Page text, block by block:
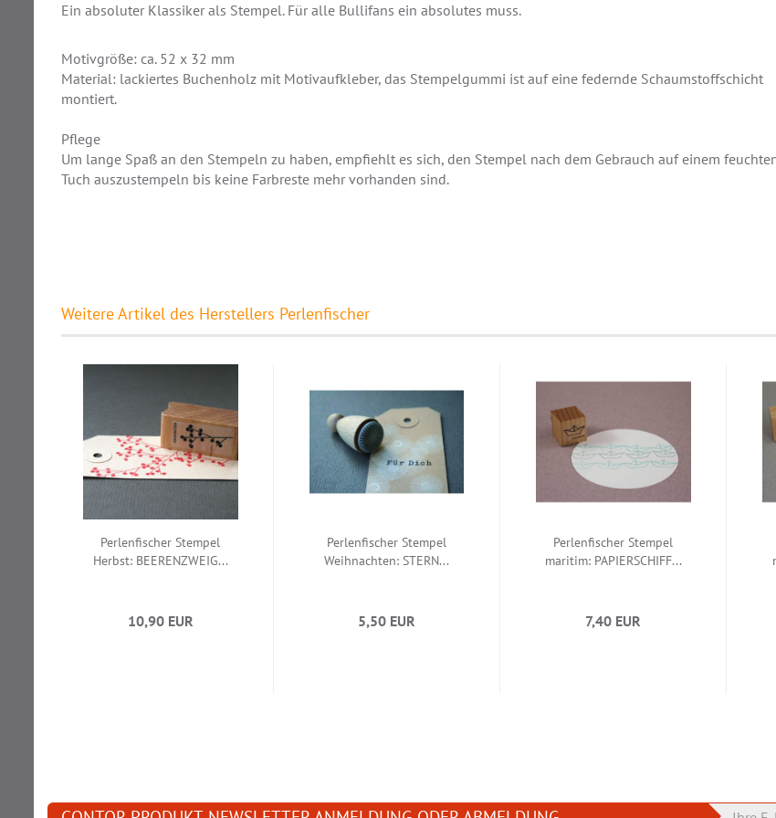
Ein absoluter Klassiker als Stempel. Für alle Bullifans ein absolutes muss.
Motivgröße: ca. 52 x 32 mm
Material: lackiertes Buchenholz mit Motivaufkleber, das Stempelgummi ist auf eine federnde Schaumstoffschicht
montiert.
Pflege
Um lange Spaß an den Stempeln zu haben, empfiehlt es sich, den Stempel nach dem Gebrauch auf einem
Tuch auszustempeln bis keine Farbreste mehr vorhanden sind.
Weitere Artikel des Herstellers Perlenfischer
Perlenfischer Stempel
Herbst: BEERENZWEIG...
10,90 EUR
Perlenfischer Stempel
Weihnachten: STERN...
5,50 EUR
Perlenfischer Stempel
maritim: PAPIERSCHIFF...
7,40 EUR